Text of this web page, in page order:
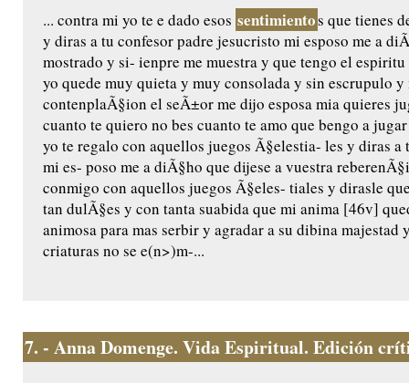
... contra mi yo te e dado esos sentimientos que tienes
y diras a tu confesor padre jesucristo mi esposo me a
mostrado y si- ienpre me muestra y que tengo el
yo quede muy quieta y muy consolada y sin escrupulo y
contenplaÃ§ion el seÃ±or me dijo esposa mia quieres
cuanto te quiero no bes cuanto te amo que bengo a
yo te regalo con aquellos juegos Ã§elestia- les y diras
mi es- poso me a diÃ§ho que dijese a vuestra
conmigo con aquellos juegos Ã§eles- tiales y dirasle
tan dulÃ§es y con tanta suabida que mi anima [46v]
animosa para mas serbir y agradar a su dibina majestad
criaturas no se e(n>)m-...
7. - Anna Domenge. Vida Espiritual. Edición